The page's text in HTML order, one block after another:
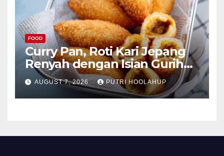
FOOD
Curry Pan, Roti Kari Jepang
Renyah dengan Isian Gurih
Menggoda
AUGUST 7, 2026 PUTRI HOOLAHUP